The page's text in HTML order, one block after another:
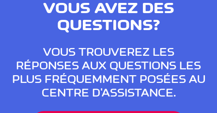
VOUS AVEZ DES
QUESTIONS?
VOUS TROUVEREZ LES
RÉPONSES AUX QUESTIONS LES
PLUS FRÉQUEMMENT POSÉES AU
CENTRE D'ASSISTANCE.